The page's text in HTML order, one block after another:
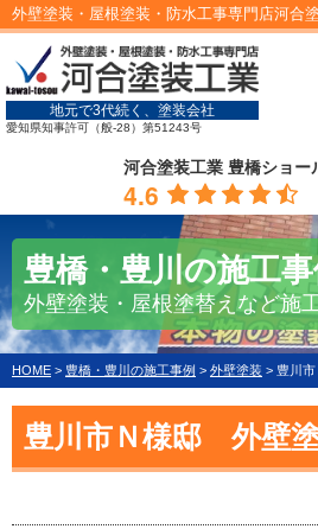
外壁塗装・屋根塗装・防水工事専門店河合
地元で3代続く、塗装会社
愛知県知事許可（般-28）第51243号
河合塗装工業 豊橋ショー
4.6
豊橋・豊川の施工
外壁塗装・屋根塗替えなど施
HOME > 豊橋・豊川の施工事例 > 外壁塗装 > 豊川
豊川市Ｎ様邸 外壁